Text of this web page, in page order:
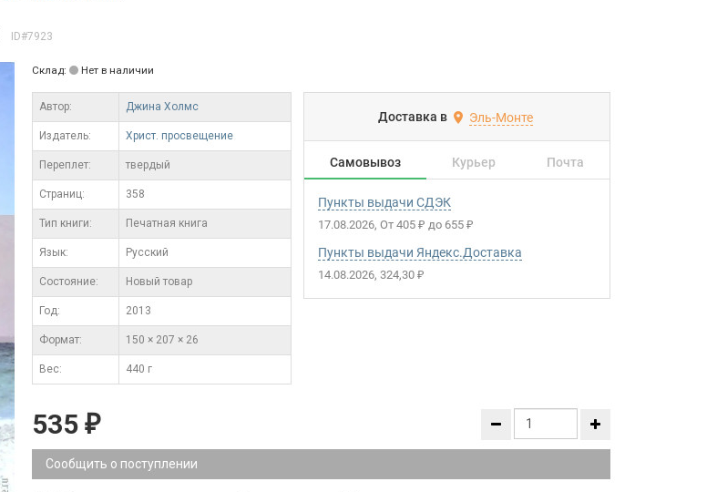
ID#7923
Склад: Нет в наличии
Автор: Джина Холмс
Издатель: Христ. просвещение
Переплет: твердый
Cтраниц: 358
Тип книги: Печатная книга
Язык: Русский
Состояние: Новый товар
Год: 2013
Формат: 150 × 207 × 26
Вес: 440 г
Доставка в Эль-Монте
Самовывоз Курьер Почта
Пункты выдачи СДЭК
17.08.2026 От 405₽ до 655₽
Пункты выдачи Яндекс.Доставка
14.08.2026 324,30₽
535 ₽
Сообщить о поступлении